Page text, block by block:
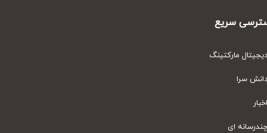
سریع
مارکتینگ
سرا
ای